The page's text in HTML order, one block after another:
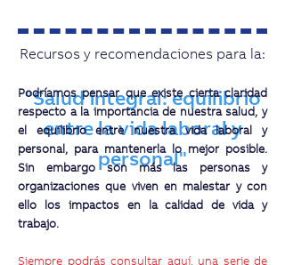
Recursos y recomendaciones para la:
"Salud integral: equilibrio
entre la vida laboral y
personal"
Podríamos pensar que existe cierta claridad
respecto a la importancia de nuestra salud, y
el equilibrio entre nuestra vida laboral y
personal, para mantenerla lo mejor posible.
Sin embargo son más las personas y
organizaciones que viven en malestar y con
ello los impactos en la calidad de vida y
trabajo.
Siempre podrás consultar aquí, una serie de